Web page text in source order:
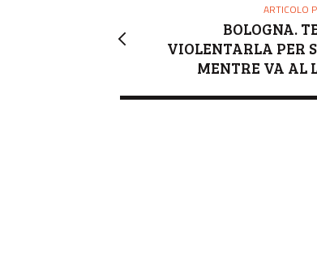
ARTICOLO
BOLOGNA.
VIOLENTARLA PER
MENTRE VA AL